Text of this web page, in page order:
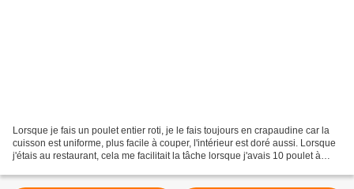
Lorsque je fais un poulet entier roti, je le fais toujours en crapaudine car la
cuisson est uniforme, plus facile à couper, l'intérieur est doré aussi. Lorsque
j'étais au restaurant, cela me facilitait la tâche lorsque j'avais 10 poulet à